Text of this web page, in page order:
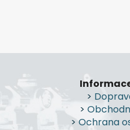
p
a
>
>
> Ochrana